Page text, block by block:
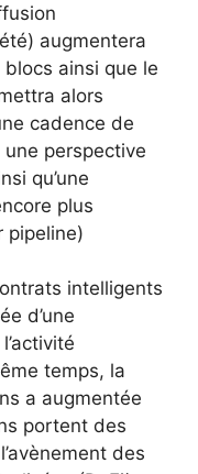
augmentera
ainsi que le
alors
cadence de
perspective
qu’une
plus
pipeline)
intelligents
d’une
temps, la
a augmentée
portent des
des